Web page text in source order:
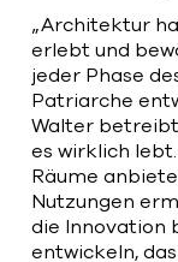
„Architektur
erlebt und
jeder Phase
Patriarche
Walter
es wirklich
Räume
Nutzungen
die Innovation
entwickeln,